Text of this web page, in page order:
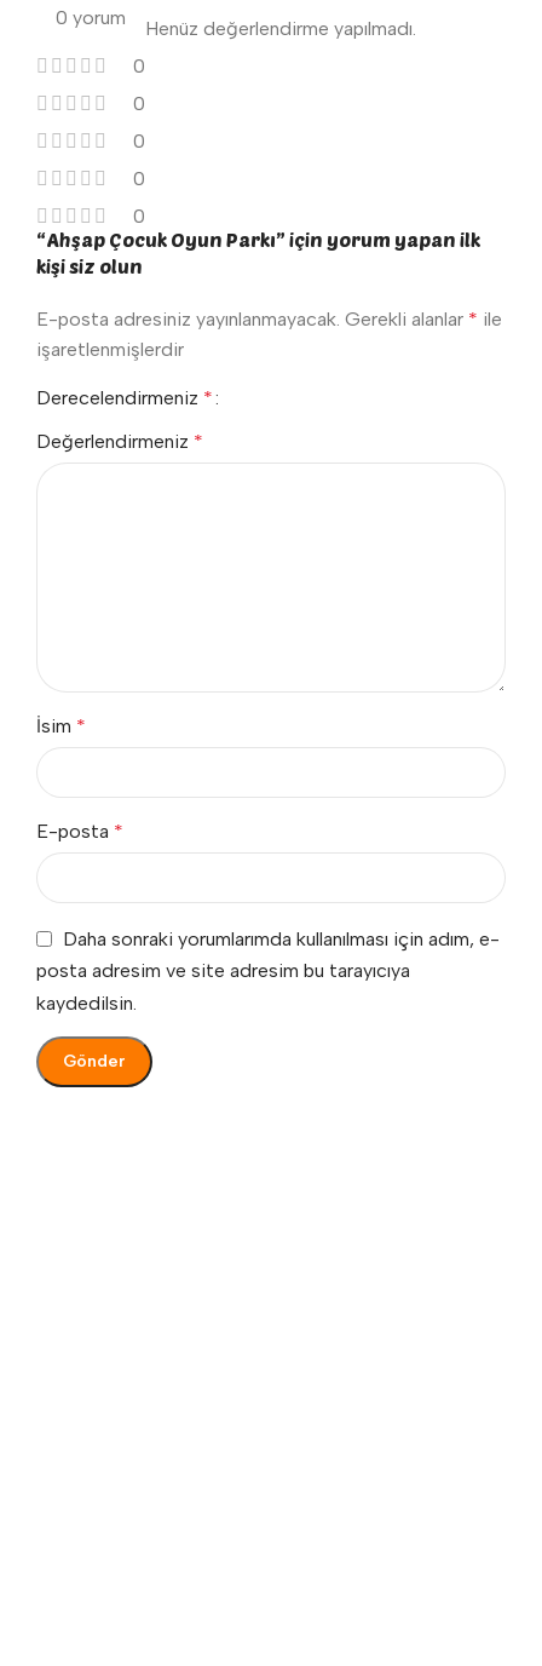
0 yorum
0
0
0
0
0
Henüz değerlendirme yapılmadı.
“Ahşap Çocuk Oyun Parkı” için yorum yapan ilk
kişi siz olun
E-posta adresiniz yayınlanmayacak. Gerekli alanlar * ile
işaretlenmişlerdir
Derecelendirmeniz *
Değerlendirmeniz *
İsim *
E-posta *
Daha sonraki yorumlarımda kullanılması için adım, e-
posta adresim ve site adresim bu tarayıcıya
kaydedilsin.